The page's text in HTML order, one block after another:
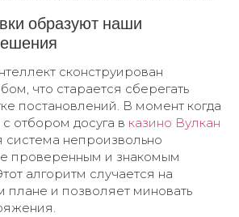
образуют наши
сконструирован
что старается сберегать
постановлений. В момент когда
отбором досуга в казино Вулкан
система непроизвольно
проверенным и знакомым
алгоритм случается на
плане и позволяет миновать